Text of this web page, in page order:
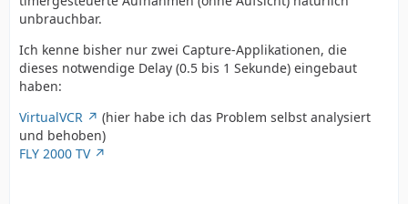
unbrauchbar.
Ich kenne bisher nur zwei Capture-Applikationen, die
dieses notwendige Delay (0.5 bis 1 Sekunde) eingebaut
haben:
VirtualVCR
(hier habe ich das Problem selbst analysiert
und behoben)
FLY 2000 TV